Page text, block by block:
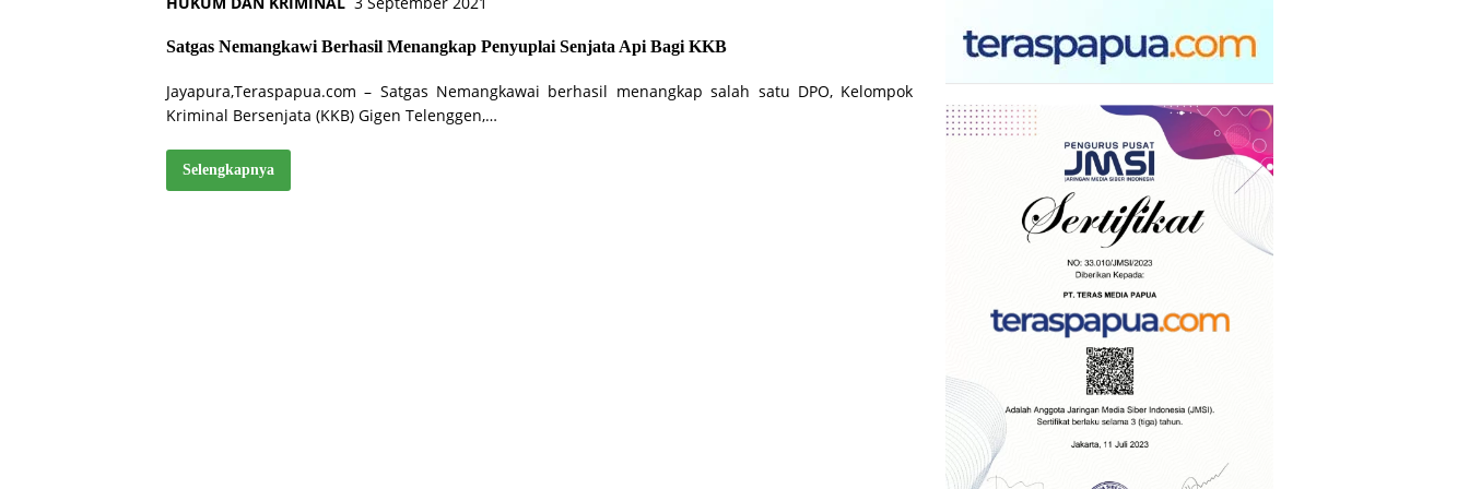
Satgas Nemangkawi Berhasil Menangkap Penyuplai Senjata Api Bagi KKB
Jayapura,Teraspapua.com – Satgas Nemangkawai berhasil menangkap salah satu DPO, Kelompok
Kriminal Bersenjata (KKB) Gigen Telenggen,…
Selengkapnya